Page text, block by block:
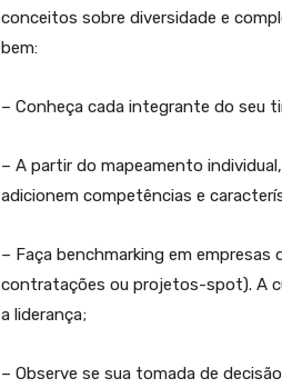
conceitos sobre diversidade e
bem:
– Conheça cada integrante do seu
– A partir do mapeamento
adicionem competências e
– Faça benchmarking em
contratações ou projetos-spot). A
a liderança;
– Observe se sua tomada de